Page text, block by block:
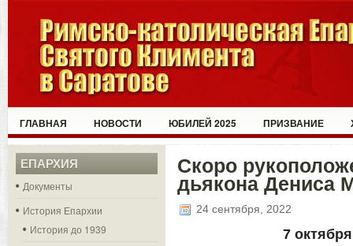
ГЛАВНАЯ НОВОСТИ ЮБИЛЕЙ 2025 ПРИЗВАНИЕ
ЕПАРХИЯ
Документы
История Епархии
История до 1939
Скоро
дьякона Дениса
24 сентября, 2022
7